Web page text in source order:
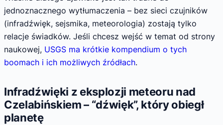
jednoznacznego wytłumaczenia – bez sieci czujników
(infradźwięk, sejsmika, meteorologia) zostają tylko
relacje świadków. Jeśli chcesz wejść w temat od strony
naukowej, USGS ma krótkie kompendium o tych
boomach i ich możliwych źródłach.
Infradźwięki z eksplozji meteoru nad
Czelabińskiem – “dźwięk”, który obiegł
planetę